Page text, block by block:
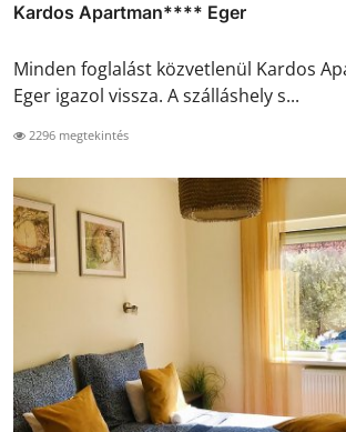
Kardos Apartman**** Eger
Minden foglalást közvetlenül Kardos
Eger igazol vissza. A szálláshely s...
2296 megtekintés